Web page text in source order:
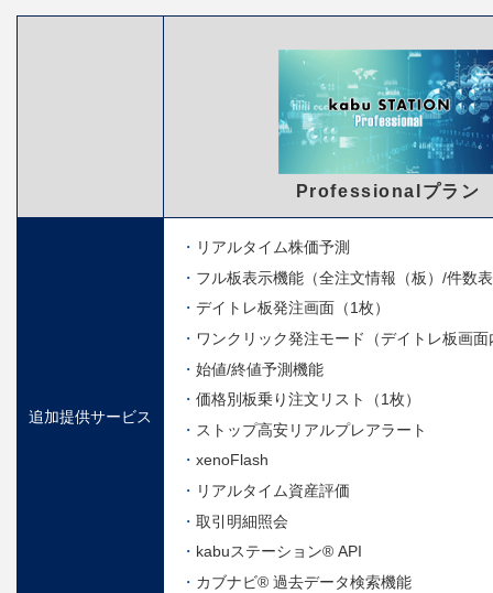
Professionalプラン
追加提供サービス
リアルタイム株価予測
フル板表示機能（全注文情報（板）/件数
デイトレ板発注画面（1枚）
ワンクリック発注モード（デイトレ板画面
始値/終値予測機能
価格別板乗り注文リスト（1枚）
ストップ高安リアルプレアラート
xenoFlash
リアルタイム資産評価
取引明細照会
kabuステーション® API
カブナビ® 過去データ検索機能